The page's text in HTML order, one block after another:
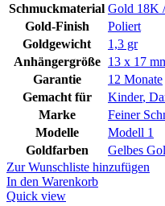
Schmuckmaterial Gold 18K
Gold-Finish
Poliert
Goldgewicht
1,3 gr
Anhängergröße
13 x 17
Garantie
12 Monate
Gemacht für
Kinder,
Marke
Feiner
Modelle
Modell 1
Goldfarben
Gelbes
Zur Wunschliste hinzufügen
In den Warenkorb
Quick view